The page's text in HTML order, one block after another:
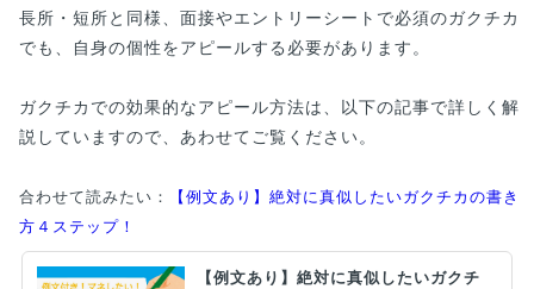
長所・短所と同様、面接やエントリーシートで必須のガクチカ
でも、自身の個性をアピールする必要があります。
ガクチカでの効果的なアピール方法は、以下の記事で詳しく解
説していますので、あわせてご覧ください。
合わせて読みたい：
【例文あり】絶対に真似したいガクチカの書き
方４ステップ！
【例文あり】絶対に真似したいガクチ